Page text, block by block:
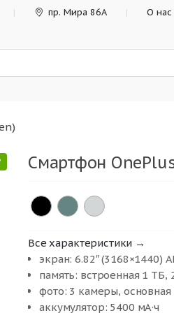
пр. Мира 86А О нас
Смартфон
Все характеристики →
экран: 6.82″ (3168×1440)
память: встроенная 1 ТБ,
фото: 3 камеры,
аккумулятор: 5400 мА·ч